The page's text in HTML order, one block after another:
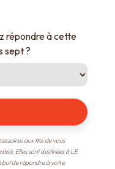
répondre à cette
sept ?
aux fins de vous
Elles sont destinées à LE
but de répondre à votre